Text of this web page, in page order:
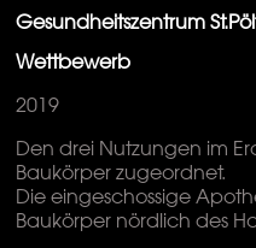
Gesundheitszentrum
Wettbewerb
2019
Den drei Nutzungen im
Baukörper zugeordnet.
Die eingeschossige
Baukörper nördlich des